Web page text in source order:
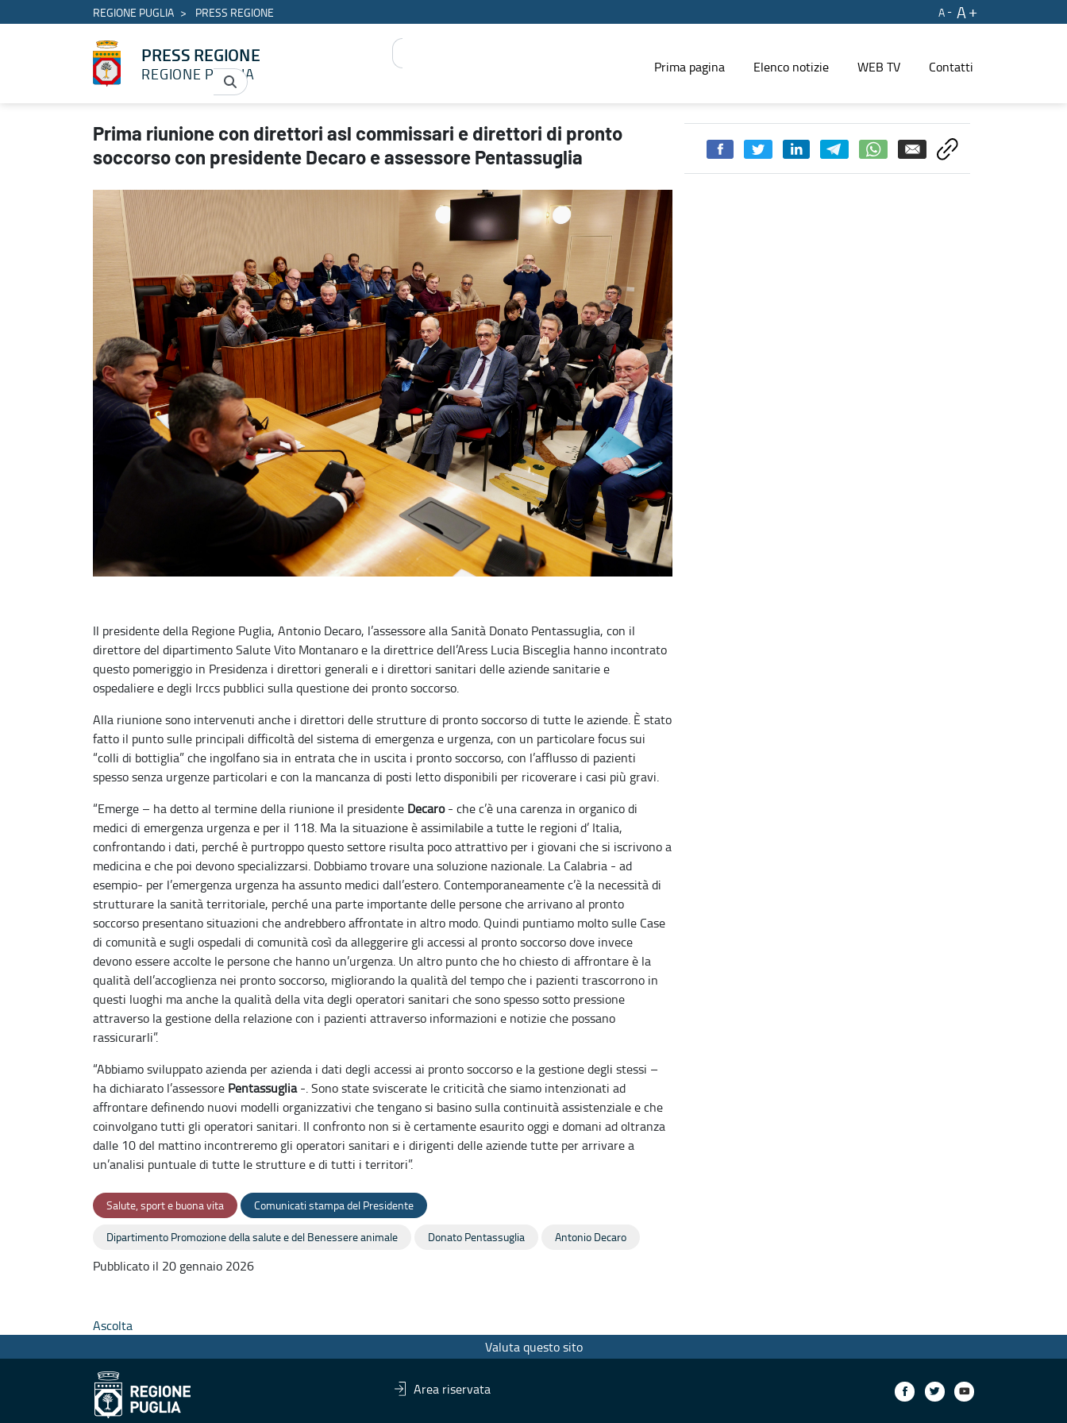
REGIONE PUGLIA PRESS REGIONE A
A
PRESS REGIONE
REGIONE PUGLIA Prima pagina Elenco notizie WEB TV Contatti
Prima riunione con direttori asl commissari e direttori di pronto soccorso con presidente Decaro e assessore Pentassuglia - PRESS REGIONE
Prima riunione con direttori asl commissari e direttori di pronto
soccorso con presidente Decaro e assessore Pentassuglia
Il presidente della Regione Puglia, Antonio Decaro, l’assessore alla Sanità Donato Pentassuglia, con il
direttore del dipartimento Salute Vito Montanaro e la direttrice dell’Aress Lucia Bisceglia hanno incontrato
questo pomeriggio in Presidenza i direttori generali e i direttori sanitari delle aziende sanitarie e
ospedaliere e degli Irccs pubblici sulla questione dei pronto soccorso.
Alla riunione sono intervenuti anche i direttori delle strutture di pronto soccorso di tutte le aziende. È stato
fatto il punto sulle principali difficoltà del sistema di emergenza e urgenza, con un particolare focus sui
“colli di bottiglia” che ingolfano sia in entrata che in uscita i pronto soccorso, con l’afflusso di pazienti
spesso senza urgenze particolari e con la mancanza di posti letto disponibili per ricoverare i casi più gravi.
“Emerge – ha detto al termine della riunione il presidente Decaro- che c’è una carenza in organico di
medici di emergenza urgenza e per il 118. Ma la situazione è assimilabile a tutte le regioni d’ Italia,
confrontando i dati, perché è purtroppo questo settore risulta poco attrattivo per i giovani che si iscrivono a
medicina e che poi devono specializzarsi. Dobbiamo trovare una soluzione nazionale. La Calabria - ad
esempio- per l’emergenza urgenza ha assunto medici dall’estero. Contemporaneamente c’è la necessità di
strutturare la sanità territoriale, perché una parte importante delle persone che arrivano al pronto
soccorso presentano situazioni che andrebbero affrontate in altro modo. Quindi puntiamo molto sulle Case
di comunità e sugli ospedali di comunità così da alleggerire gli accessi al pronto soccorso dove invece
devono essere accolte le persone che hanno un’urgenza. Un altro punto che ho chiesto di affrontare è la
qualità dell’accoglienza nei pronto soccorso, migliorando la qualità del tempo che i pazienti trascorrono in
questi luoghi ma anche la qualità della vita degli operatori sanitari che sono spesso sotto pressione
attraverso la gestione della relazione con i pazienti attraverso informazioni e notizie che possano
rassicurarli”.
“Abbiamo sviluppato azienda per azienda i dati degli accessi ai pronto soccorso e la gestione degli stessi –
ha dichiarato l’assessore Pentassuglia-. Sono state sviscerate le criticità che siamo intenzionati ad
affrontare definendo nuovi modelli organizzativi che tengano si basino sulla continuità assistenziale e che
coinvolgano tutti gli operatori sanitari. Il confronto non si è certamente esaurito oggi e domani ad oltranza
dalle 10 del mattino incontreremo gli operatori sanitari e i dirigenti delle aziende tutte per arrivare a
un’analisi puntuale di tutte le strutture e di tutti i territori”.
Salute, sport e buona vita Comunicati stampa del Presidente
Dipartimento Promozione della salute e del Benessere animale Donato Pentassuglia Antonio Decaro
Pubblicato il 20 gennaio 2026
Ascolta
Valuta questo sito
Area riservata